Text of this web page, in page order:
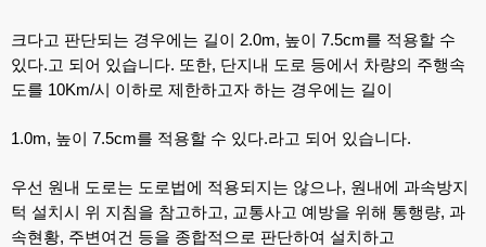
크다고 판단되는 경우에는 길이 2.0m, 높이 7.5cm를 적용할 수
있다.고 되어 있습니다. 또한, 단지내 도로 등에서 차량의 주행속
도를 10Km/시 이하로 제한하고자 하는 경우에는 길이
1.0m, 높이 7.5cm를 적용할 수 있다.라고 되어 있습니다.
우선 원내 도로는 도로법에 적용되지는 않으나, 원내에 과속방지
턱 설치시 위 지침을 참고하고, 교통사고 예방을 위해 통행량, 과
속현황, 주변여건 등을 종합적으로 판단하여 설치하고